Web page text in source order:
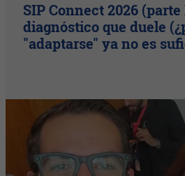
SIP Connect 2026
diagnóstico que duele
"adaptarse" ya no es